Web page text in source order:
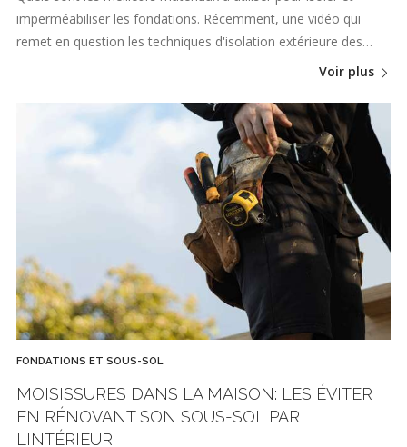
imperméabiliser les fondations. Récemment, une vidéo qui
remet en question les techniques d'isolation extérieure des…
Voir plus
FONDATIONS ET SOUS-SOL
MOISISSURES DANS LA MAISON: LES ÉVITER
EN RÉNOVANT SON SOUS-SOL PAR
L’INTÉRIEUR